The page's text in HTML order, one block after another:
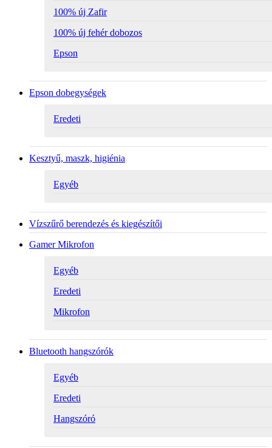
100% új Zafir
100% új fehér dobozos
Epson
Epson dobegységek
Eredeti
Kesztyű, maszk, higiénia
Egyéb
Vízszűrő berendezés és kiegészítői
Gamer Mikrofon
Egyéb
Eredeti
Mikrofon
Bluetooth hangszórók
Egyéb
Eredeti
Hangszóró